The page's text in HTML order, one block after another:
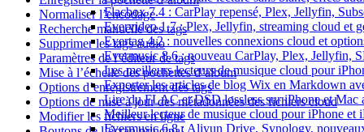
Flacbox 7.4 : CarPlay repensé, Plex, Jellyfin,
Evervideo 1.7 : Plex, Jellyfin, streaming cloud et
Evertag 4.2 : nouvelles connexions cloud et
Evermusic 8.6 : nouveau CarPlay, Plex, Jellyfin,
Les meilleurs lecteurs de musique cloud pour
Exporter les articles de blog Wix en Markdown
Lire du FLAC et DSD lossless sur iPhone et Mac
Meilleur lecteur de musique cloud pour iPhone et
Evermusic 6.8 : Aliyun Drive, Synology,
Normaliser l’encodage
Recherche manuelle des tags
Supprimer les tags audio
Paramètres de l’éditeur de tags
Mise à l’échelle des pochettes d’album
Options d’enregistrement des tags
Options de mise à jour des métadonnées des fichiers cloud
Modifier les fichiers en ligne